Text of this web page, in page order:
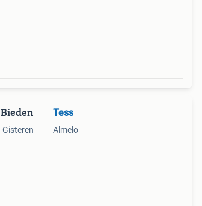
Bieden
Gisteren
Tess
Almelo